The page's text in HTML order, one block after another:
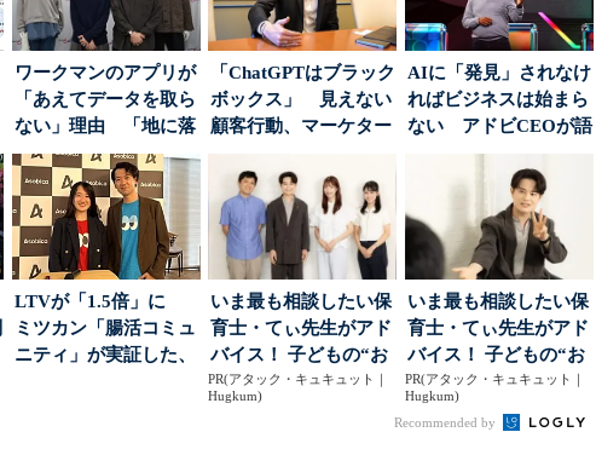
ワークマンのアプリが
「あえてデータを取ら
ない」理由 「地に落
ちた顧客満足度」を
引...
「ChatGPTはブラック
ボックス」 見えない
顧客行動、マーケター
AIに「発見」されなけ
ればビジネスは始まら
ない アドビCEOが語
った、AIエージ...
LTVが「1.5倍」に
ミツカン「腸活コミュ
ニティ」が実証した、
いま最も相談したい保
育士・てぃ先生がアド
バイス！ 子どもの“お
てつだい”に、どん...
PR(アタック・キュキュット｜
Hugkum)
いま最も相談したい保
育士・てぃ先生がアド
バイス！ 子どもの“お
てつだい”に、どん...
PR(アタック・キュキュット｜
Hugkum)
Recommended by